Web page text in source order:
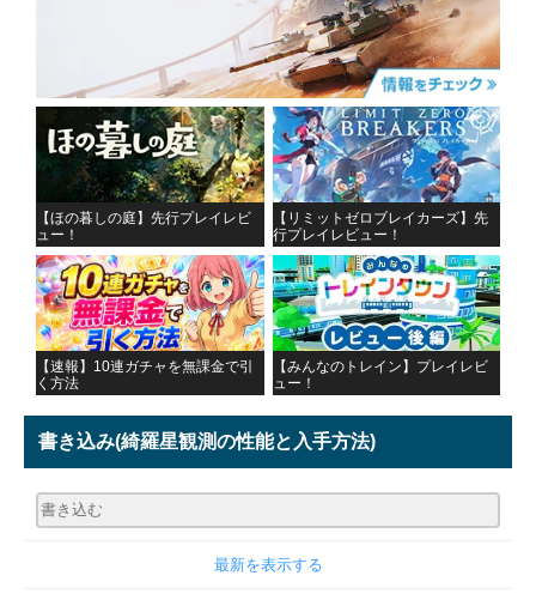
【ほの暮しの庭】先行プレイレビ
ュー！
【リミットゼロブレイカーズ】先
行プレイレビュー！
【速報】10連ガチャを無課金で引
く方法
【みんなのトレイン】プレイレビ
ュー！
書き込み(綺羅星観測の性能と入手方法)
最新を表示する